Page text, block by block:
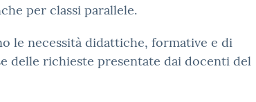
per classi parallele.
le necessità didattiche, formative e di
delle richieste presentate dai docenti del